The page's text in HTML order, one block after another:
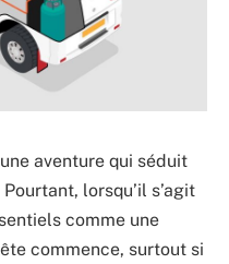
aventure qui séduit
lorsqu’il s’agit
comme une
commence, surtout si